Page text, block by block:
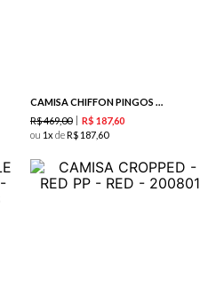
CAMISA CHIFFON PINGOS - MAXI PINK
R$469,00 R$ 187,60
ou 1 deR$ 187 60